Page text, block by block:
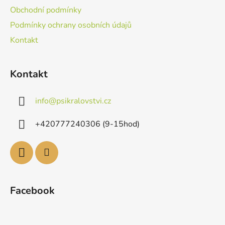
Obchodní podmínky
Podmínky ochrany osobních údajů
Kontakt
Kontakt
info@psikralovstvi.cz
+420777240306 (9-15hod)
Facebook